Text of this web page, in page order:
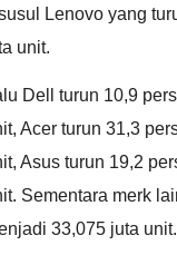
Lenovo yang
unit.
Dell turun 10,9
Acer turun 31,3
Asus turun 19,2
Sementara merk
33,075 juta unit.